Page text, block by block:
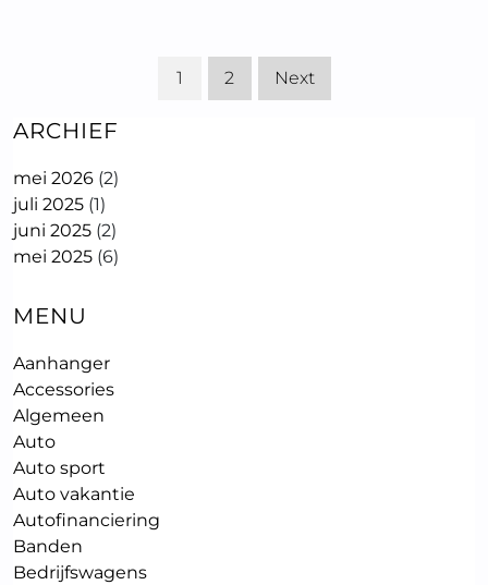
1 2 Next
ARCHIEF
mei 2026 (2)
juli 2025 (1)
juni 2025 (2)
mei 2025 (6)
MENU
Aanhanger
Accessories
Algemeen
Auto
Auto sport
Auto vakantie
Autofinanciering
Banden
Bedrijfswagens